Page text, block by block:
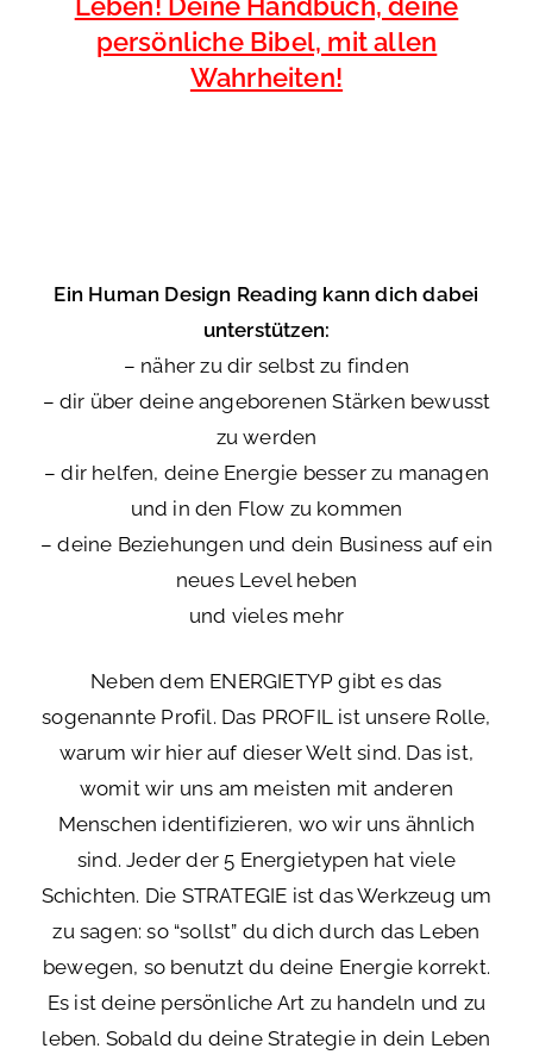
persönliche Bibel, mit allen
Wahrheiten!
Ein Human Design Reading kann dich dabei
unterstützen:
– näher zu dir selbst zu finden
– dir über deine angeborenen Stärken bewusst
zu werden
– dir helfen, deine Energie besser zu managen
und in den Flow zu kommen
– deine Beziehungen und dein Business auf ein
neues Level heben
und vieles mehr
Neben dem ENERGIETYP gibt es das
sogenannte Profil. Das PROFIL ist unsere Rolle,
warum wir hier auf dieser Welt sind. Das ist,
womit wir uns am meisten mit anderen
Menschen identifizieren, wo wir uns ähnlich
sind. Jeder der 5 Energietypen hat viele
Schichten. Die STRATEGIE ist das Werkzeug um
zu sagen: so “sollst” du dich durch das Leben
bewegen, so benutzt du deine Energie korrekt.
Es ist deine persönliche Art zu handeln und zu
leben. Sobald du deine Strategie in dein Leben